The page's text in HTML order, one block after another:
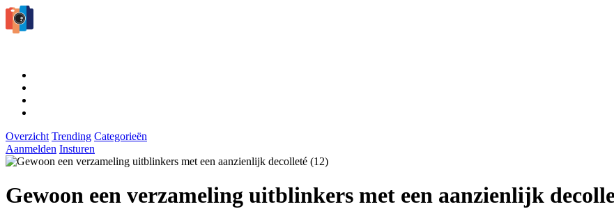
Overzicht Trending Categorieën
Aanmelden Insturen
Gewoon een verzameling uitblinkers met een aanzienlijk